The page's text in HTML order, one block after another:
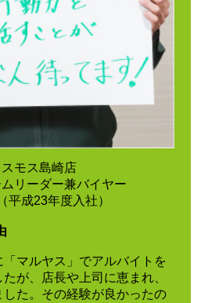
スモス島崎店
リーダー兼バイヤー
平成23年度入社）
マルヤス」でアルバイトを
が、店長や上司に恵まれ、
た。その経験が良かったの